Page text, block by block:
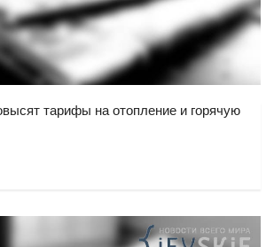
тарифы на отопление и горячую